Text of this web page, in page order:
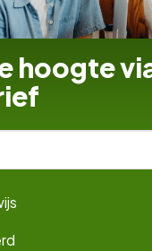
hoogte